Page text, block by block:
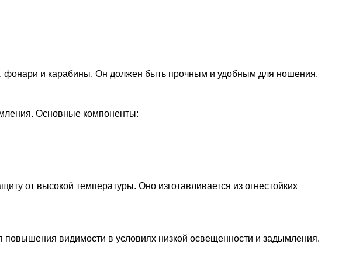
фонари и карабины. Он должен быть прочным и удобным для ношения.
Основные компоненты:
от высокой температуры. Оно изготавливается из огнестойких
видимости в условиях низкой освещенности и задымления.